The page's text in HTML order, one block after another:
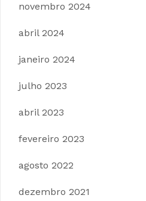
novembro 2024
abril 2024
janeiro 2024
julho 2023
abril 2023
fevereiro 2023
agosto 2022
dezembro 2021